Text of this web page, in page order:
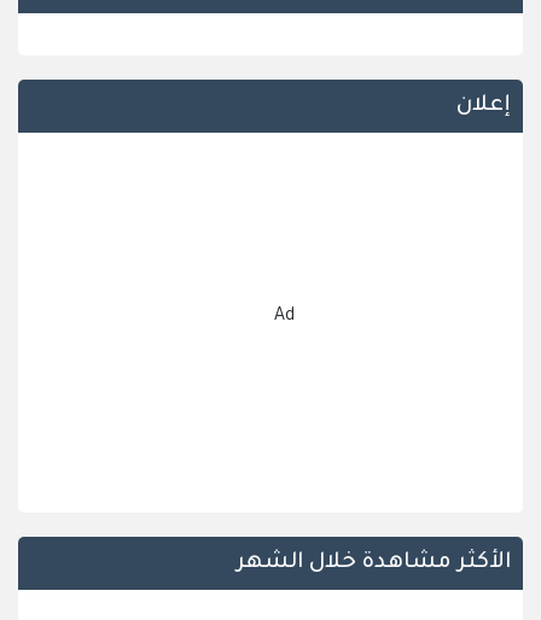
إعلان
Ad
الأكثر مشاهدة خلال الشهر